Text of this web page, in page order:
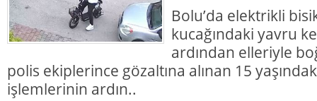
Bolu’da elektrikli
kucağındaki yavru
ardından elleriyle
polis ekiplerince gözaltına alınan 15
işlemlerinin ardın..